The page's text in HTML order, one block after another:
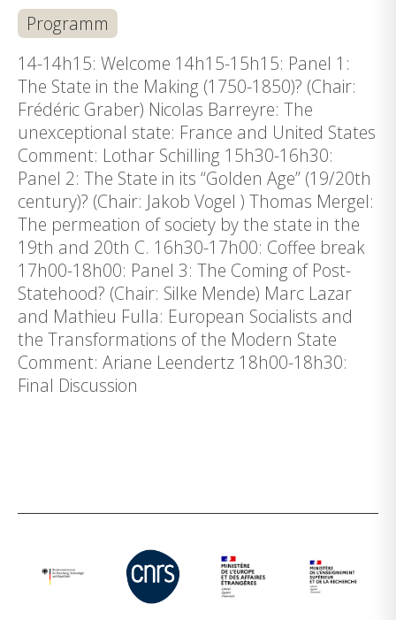
Programm
14-14h15: Welcome 14h15-15h15: Panel 1:
The State in the Making (1750-1850)? (Chair:
Frédéric Graber) Nicolas Barreyre: The
unexceptional state: France and United States
Comment: Lothar Schilling 15h30-16h30:
Panel 2: The State in its “Golden Age” (19/20th
century)? (Chair: Jakob Vogel ) Thomas Mergel:
The permeation of society by the state in the
19th and 20th C. 16h30-17h00: Coffee break
17h00-18h00: Panel 3: The Coming of Post-
Statehood? (Chair: Silke Mende) Marc Lazar
and Mathieu Fulla: European Socialists and
the Transformations of the Modern State
Comment: Ariane Leendertz 18h00-18h30:
Final Discussion